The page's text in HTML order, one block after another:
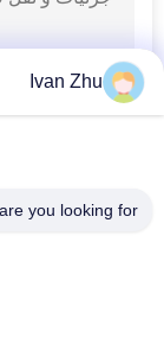
Ivan Zhu
you looking for?